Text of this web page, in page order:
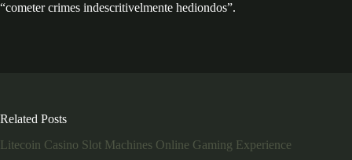
“cometer crimes indescritivelmente hediondos”.
Related Posts
Litecoin Casino Slot Machines Online Gaming Experience